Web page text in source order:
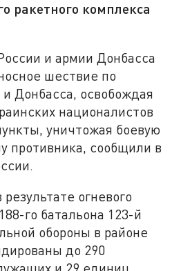
ракетного комплекса
и армии Донбасса
шествие по
Донбасса, освобождая
националистов
уничтожая боевую
противника, сообщили в
огневого
го батальона 123-й
обороны в районе
до 290